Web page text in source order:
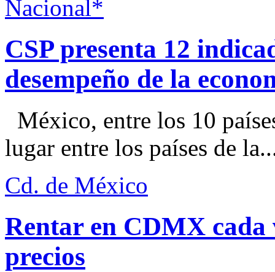
Nacional*
CSP presenta 12
desempeño de la
México, entre los 10
lugar entre los países de
Cd. de México
Rentar en CDMX cada
precios